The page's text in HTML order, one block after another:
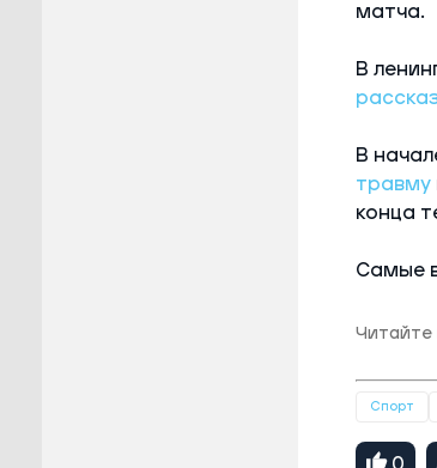
матча.
В
В
травму
конца
Самые
Читайте
Спорт